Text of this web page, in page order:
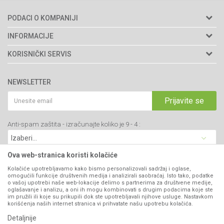
PODACI O KOMPANIJI
Agromarket doo
Adresa: Kraljevačkog bataljona 235/2
34000 Kragujevac, Srbija
webshop@agromarket.rs
PIB: 102135221
Matični broj: 07593252
INFORMACIJE
O nama
Prodavnice
Brendovi
Katalozi
Blog
Najčešća pitanja
KORISNIČKI SERVIS
Politika privatnosti
Kako kupiti
Isporuka
Click & Collect
Načini plaćanja
Plaćanje karticama
Web kredit Raiffeisen banke
Pravo na odustajanje
Reklamacije
NEWSLETTER
Prijavite se
Anti-spam zaštita - izračunajte koliko je 9 - 4 :
VIBER I SMS NEWSLETTER
Prijavite se
PRATITE NAS
Ova web-stranica koristi kolačiće
Kolačiće upotrebljavamo kako bismo personalizovali sadržaj i oglase,
omogućili funkcije društvenih medija i analizirali saobraćaj. Isto tako, podatke
o vašoj upotrebi naše web-lokacije delimo s partnerima za društvene medije,
oglašavanje i analizu, a oni ih mogu kombinovati s drugim podacima koje ste
im pružili ili koje su prikupili dok ste upotrebljavali njihove usluge. Nastavkom
korišćenja naših internet stranica vi prihvatate našu upotrebu kolačića.
Detaljnije